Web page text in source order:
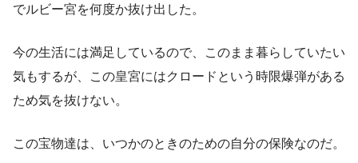
でルビー宮を何度か抜け出した。
今の生活には満足しているので、このまま暮らしていたい
気もするが、この皇宮にはクロードという時限爆弾がある
ため気を抜けない。
この宝物達は、いつかのときのための自分の保険なのだ。